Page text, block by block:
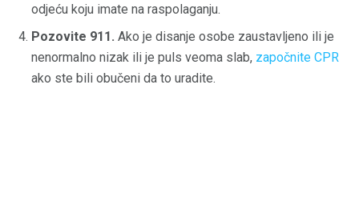
odjeću koju imate na raspolaganju.
Pozovite 911. Ako je disanje osobe zaustavljeno ili je
nenormalno nizak ili je puls veoma slab, započnite CPR
ako ste bili obučeni da to uradite.